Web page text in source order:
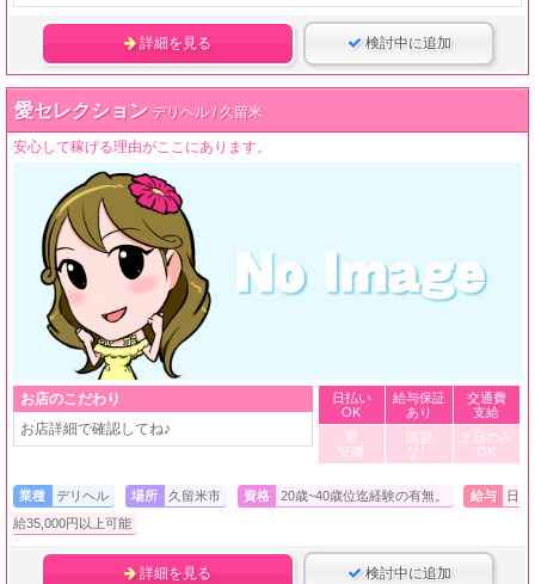
詳細を見る 検討中に追加
愛セレクション デリヘル / 久留米
安心して稼げる理由がここにあります。
お店のこだわり
お店詳細で確認してね♪
日払い
OK
給与保証
あり
交通費
支給
寮
完備
講習
なし
土日のみ
OK
業種 デリヘル 場所 久留米市 資格 20歳~40歳位迄経験の有無。 給与
日
給35,000円以上可能
詳細を見る 検討中に追加